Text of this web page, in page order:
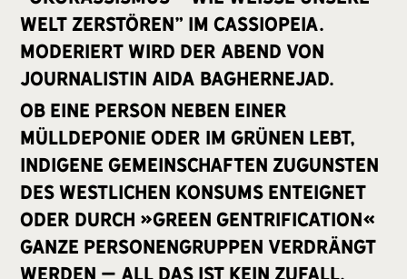
Welt zerstören" im Cassiopeia.
Moderiert wird der Abend von
Journalistin Aida Baghernejad.
Ob eine Person neben einer
Mülldeponie oder im Grünen lebt,
indigene Gemeinschaften zugunsten
des westlichen Konsums enteignet
oder durch »green gentrification«
ganze Personengruppen verdrängt